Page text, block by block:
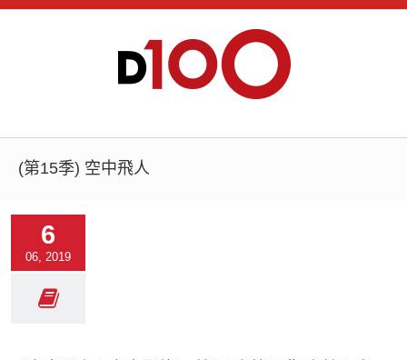
(第15季) 空中飛人
6
06, 2019